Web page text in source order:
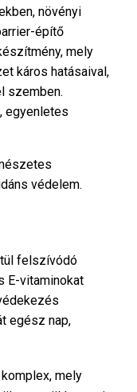
növényi
építő
mely
káros hatásaival,
szemben.
egyenletes
védelem.
felszívódó
E-vitaminokat
egész nap,
mely